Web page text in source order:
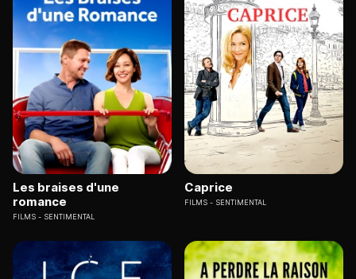
Les braises d'une
romance
FILMS SENTIMENTAL
Caprice
FILMS SENTIMENTAL